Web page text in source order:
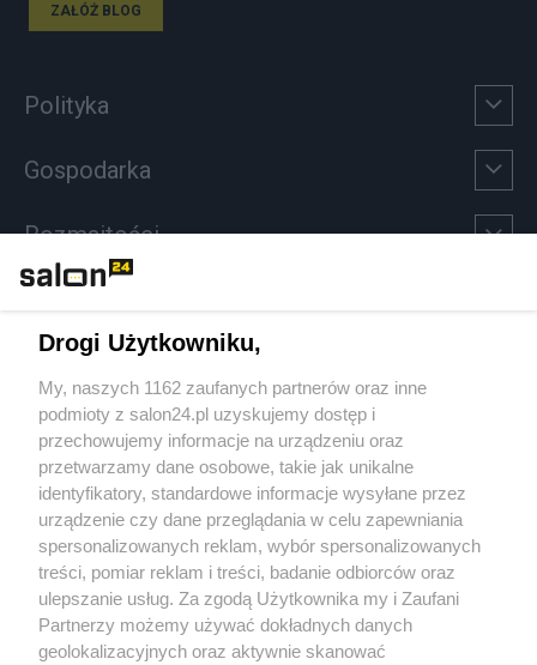
ZAŁÓŻ BLOG
Polityka
Gospodarka
Rozmaitości
Sport
Społeczeństwo
Kultura
X Facebook Instagram Youtube
Drogi Użytkowniku,
My, naszych 1162 zaufanych partnerów oraz inne
podmioty z salon24.pl uzyskujemy dostęp i
przechowujemy informacje na urządzeniu oraz
przetwarzamy dane osobowe, takie jak unikalne
identyfikatory, standardowe informacje wysyłane przez
urządzenie czy dane przeglądania w celu zapewniania
spersonalizowanych reklam, wybór spersonalizowanych
treści, pomiar reklam i treści, badanie odbiorców oraz
ulepszanie usług. Za zgodą Użytkownika my i Zaufani
Partnerzy możemy używać dokładnych danych
geolokalizacyjnych oraz aktywnie skanować